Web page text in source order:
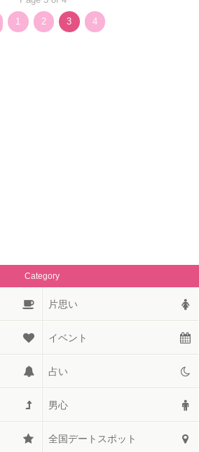
1 2 3 4
Category
片思い
イベント
占い
男心
全国デートスポット